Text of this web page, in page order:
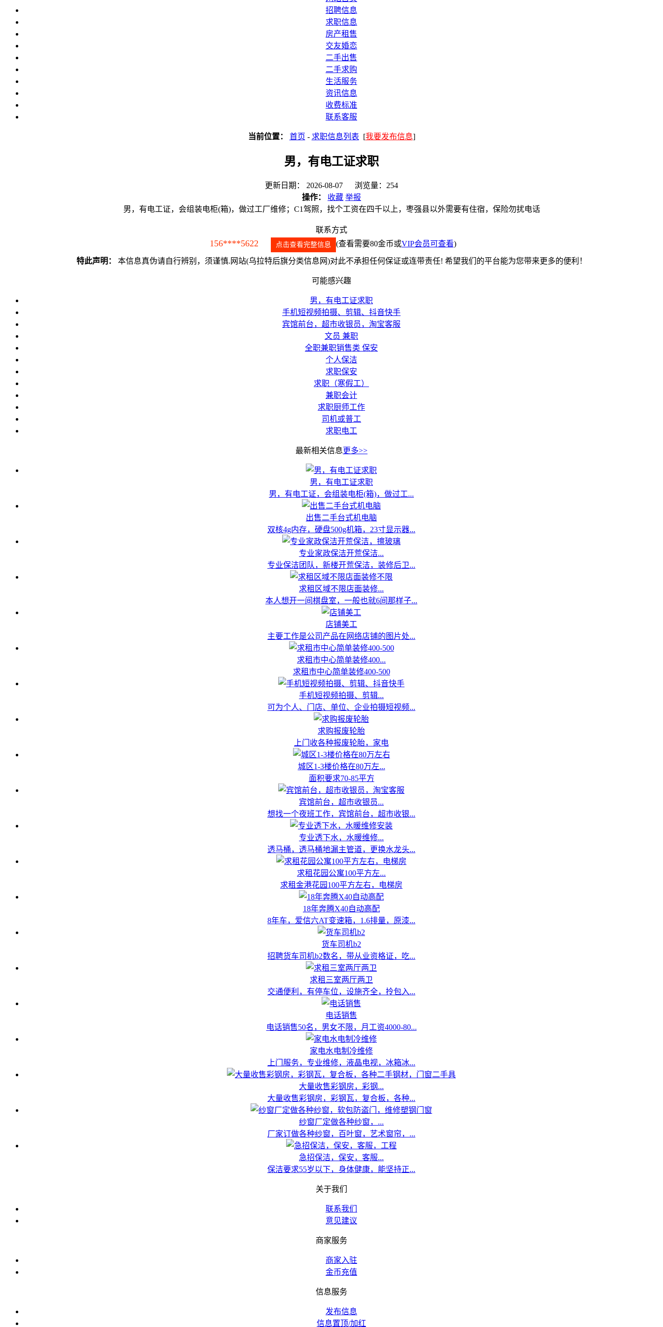
招聘信息
求职信息
房产租售
交友婚恋
二手出售
二手求购
生活服务
资讯信息
收费标准
联系客服
当前位置： 首页 - 求职信息列表 [我要发布信息]
男，有电工证求职
更新日期： 2026-08-07 浏览量：254
操作：
收藏 举报
男，有电工证，会组装电柜(箱)，做过工厂维修；C1驾照，找个工资在四千以上，枣强县以外需要有住宿，保险勿扰电话
联系方式
156****5622 点击查看完整信息 (查看需要80金币或VIP会员可查看)
特此声明： 本信息真伪请自行辨别，须谨慎.网站(乌拉特后旗分类信息网)对此不承担任何保证或连带责任! 希望我们的平台能为您带来更多的便利！
可能感兴趣
男，有电工证求职
手机短视频拍摄、剪辑、抖音快手
宾馆前台，超市收银员，淘宝客服
文员 兼职
全职兼职销售类 保安
个人保洁
求职保安
求职（寒假工）
兼职会计
求职厨师工作
司机或普工
求职电工
最新相关信息更多>>
男，有电工证求职
男，有电工证，会组装电柜(箱)，做过工...
出售二手台式机电脑
双核4g内存，硬盘500g机箱，23寸显示器...
专业家政保洁开荒保洁...
专业保洁团队，新楼开荒保洁，装修后卫...
求租区域不限店面装修...
本人想开一间棋盘室，一般也就6间那样子...
店铺美工
主要工作是公司产品在网络店铺的图片处...
求租市中心简单装修400...
求租市中心简单装修400-500
手机短视频拍摄、剪辑...
可为个人、门店、单位、企业拍摄短视频...
求购报废轮胎
上门收各种报废轮胎，家电
城区1-3楼价格在80万左...
面积要求70-85平方
宾馆前台，超市收银员...
想找一个夜班工作，宾馆前台，超市收银...
专业透下水，水暖维修...
透马桶，透马桶地漏主管道，更换水龙头...
求租花园公寓100平方左...
求租金港花园100平方左右，电梯房
18年奔腾X40自动高配
8年车，爱信六AT变速箱，1.6排量，原漆...
货车司机b2
招聘货车司机b2数名，带从业资格证，吃...
求租三室两厅两卫
交通便利，有停车位，设施齐全，拎包入...
电话销售
电话销售50名，男女不限，月工资4000-80...
家电水电制冷维修
上门服务，专业维修，液晶电视，冰箱冰...
大量收售彩钢房，彩钢...
大量收售彩钢房，彩钢瓦，复合板，各种...
纱窗厂定做各种纱窗，...
厂家订做各种纱窗，百叶窗，艺术窗帘，...
急招保洁，保安，客服...
保洁要求55岁以下，身体健康，能坚持正...
关于我们
联系我们
意见建议
商家服务
商家入驻
金币充值
信息服务
发布信息
信息置顶/加红